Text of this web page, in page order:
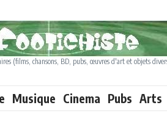
(films, chansons, BD, pubs, œuvres d'art et objets
Musique Cinema Pubs Arts